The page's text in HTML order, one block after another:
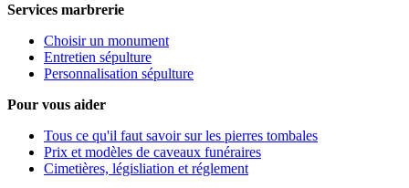
Services marbrerie
Choisir un monument
Entretien sépulture
Personnalisation sépulture
Pour vous aider
Tous ce qu'il faut savoir sur les pierres tombales
Prix et modèles de caveaux funéraires
Cimetières, législiation et réglement